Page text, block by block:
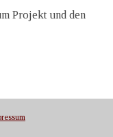
Projekt und den